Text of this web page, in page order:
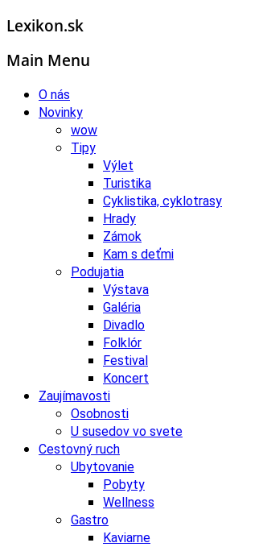
Lexikon.sk
Main Menu
O nás
Novinky
wow
Tipy
Výlet
Turistika
Cyklistika, cyklotrasy
Hrady
Zámok
Kam s deťmi
Podujatia
Výstava
Galéria
Divadlo
Folklór
Festival
Koncert
Zaujímavosti
Osobnosti
U susedov vo svete
Cestovný ruch
Ubytovanie
Pobyty
Wellness
Gastro
Kaviarne